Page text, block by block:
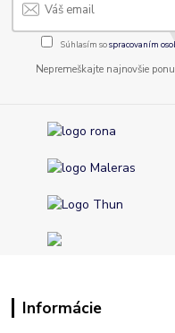
Súhlasím sospracovaním
Nepremeškajte najnovšie
Informácie